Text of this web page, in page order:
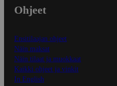
Ohjeet
Ensitilaajan ohjeet
Näin maksat
Näin tilaat ja muokkaat
Kaikki ohjeet ja vinkit
In English